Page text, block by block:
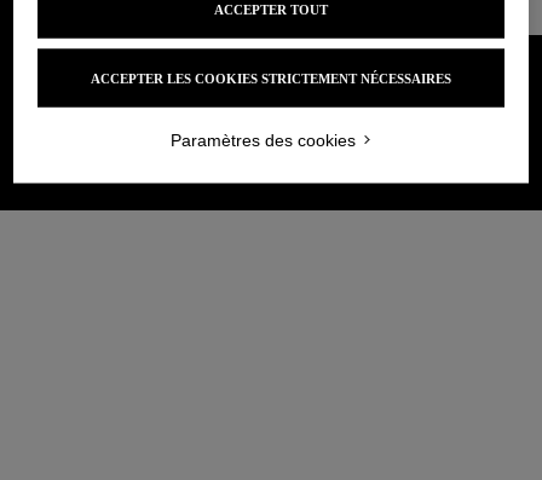
ACCEPTER LES COOKIES STRICTEMENT NÉCESSAIRES
ACCEPTER TOUT
Paramètres des cookies